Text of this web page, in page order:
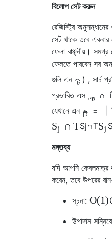
বিলোপ সেট করুন
রেজিস্ট্রি
সেট থাকে তবে
ফেলা বাঞ্ছনীয়।
ফেলতে পারবেন সব
গুলি এন টি) , সার্চ
প্রভাবিত এস ঞ ∩
যেখানে এন টি =
Sj ∩ TSj∩TSj
মন্তব্য
যদি আপনি কেবলমাত্র
করেন, তবে উপরের
সূচনা: O(1)
উপাদান